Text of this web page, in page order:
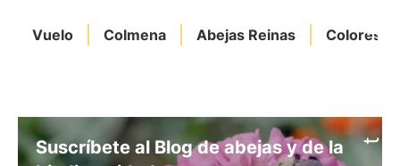
Vuelo Colmena Abejas Reinas Colores
Suscríbete al Blog de abejas y de la